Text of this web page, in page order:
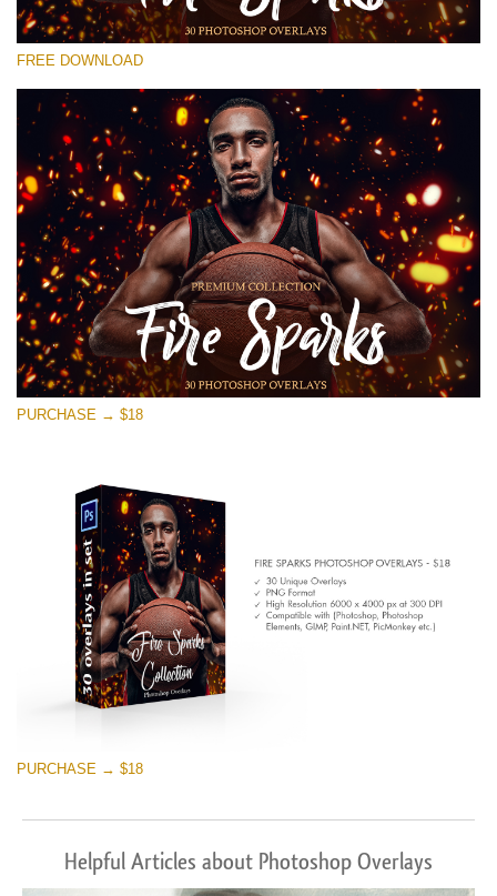
Por favor selecione
Small 800*533px
Fire Sparks
(30 Overlays)
Large 6000*4000px
Bokeh Collection (650 Overlays)
Large 6000*4000px
Entire Collection
(1783 Overlays)
FREE DOWNLOAD
PURCHASE → $18
PURCHASE → $18
Helpful Articles about Photoshop Overlays